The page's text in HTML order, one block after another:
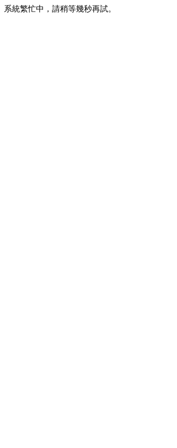
系統繁忙中，請稍等幾秒再試。